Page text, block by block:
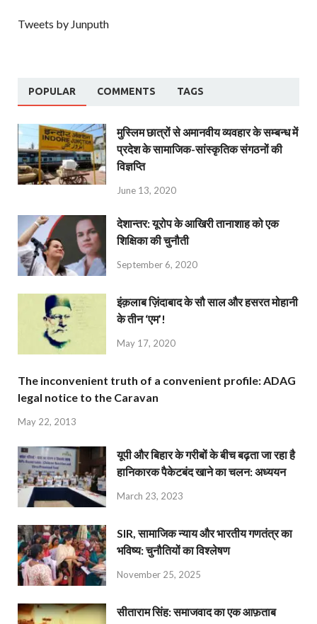
Tweets by Junputh
POPULAR COMMENTS TAGS
मुस्लिम छात्रों से अमानवीय व्यवहार के सम्बन्ध में
प्रदेश के सामाजिक-सांस्कृतिक संगठनों की
विज्ञप्ति
June 13, 2020
देशान्‍तर: यूरोप के आखिरी तानाशाह को एक
शिक्षिका की चुनौती
September 6, 2020
इंक़लाब ज़िंदाबाद के सौ साल और हसरत मोहानी
के तीन ‘एम’!
May 17, 2020
The inconvenient truth of a convenient profile: ADAG
legal notice to the Caravan
May 22, 2013
यूपी और बिहार के गरीबों के बीच बढ़ता जा रहा है
हानिकारक पैकेटबंद खाने का चलन: अध्ययन
March 23, 2023
SIR, सामाजिक न्याय और भारतीय गणतंत्र का
भविष्य: चुनौतियों का विश्लेषण
November 25, 2025
सीताराम सिंह: समाजवाद का एक आफ़ताब